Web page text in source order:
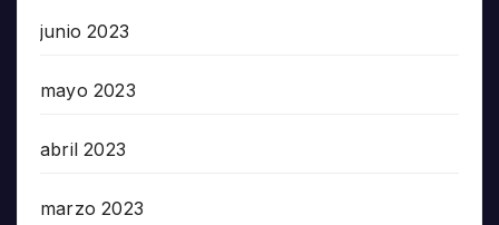
junio 2023
mayo 2023
abril 2023
marzo 2023